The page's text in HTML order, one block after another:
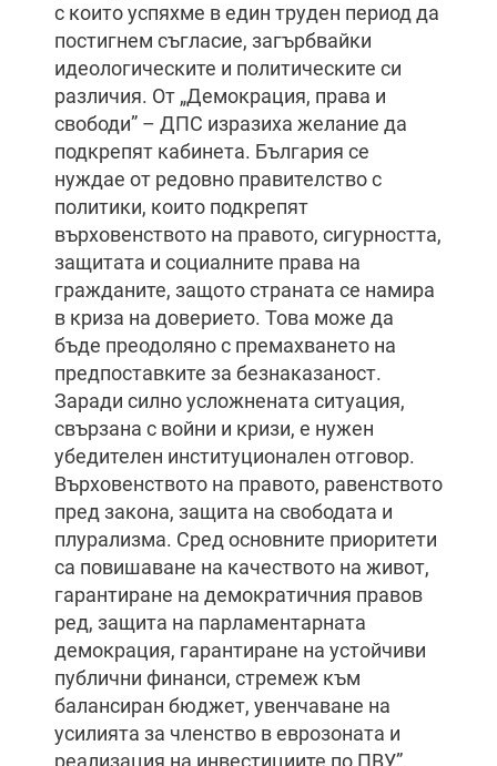
с които успяхме в един труден период да
постигнем съгласие, загърбвайки
идеологическите и политическите си
различия. От „Демокрация, права и
свободи” – ДПС изразиха желание да
подкрепят кабинета. България се
нуждае от редовно правителство с
политики, които подкрепят
върховенството на правото, сигурността,
защитата и социалните права на
гражданите, защото страната се намира
в криза на доверието. Това може да
бъде преодоляно с премахването на
предпоставките за безнаказаност.
Заради силно усложнената ситуация,
свързана с войни и кризи, е нужен
убедителен институционален отговор.
Върховенството на правото, равенството
пред закона, защита на свободата и
плурализма. Сред основните приоритети
са повишаване на качеството на живот,
гарантиране на демократичния правов
ред, защита на парламентарната
демокрация, гарантиране на устойчиви
публични финанси, стремеж към
балансиран бюджет, увенчаване на
усилията за членство в еврозоната и
реализация на инвестициите по ПВУ”,